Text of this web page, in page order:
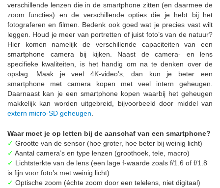
verschillende lenzen die in de smartphone zitten (en daarmee de
zoom functies) en de verschillende opties die je hebt bij het
fotograferen en filmen. Bedenk ook goed wat je precies vast wilt
leggen. Houd je meer van portretten of juist foto’s van de natuur?
Hier komen namelijk de verschillende capaciteiten van een
smartphone camera bij kijken. Naast de camera- en lens
specifieke kwaliteiten, is het handig om na te denken over de
opslag. Maak je veel 4K-video’s, dan kun je beter een
smartphone met camera kopen met veel intern geheugen.
Daarnaast kan je een smartphone kopen waarbij het geheugen
makkelijk kan worden uitgebreid, bijvoorbeeld door middel van
extern micro-SD geheugen
Waar moet je op letten bij de aanschaf van een smartphone?
✓ Grootte van de sensor (hoe groter, hoe beter bij weinig licht)
✓ Aantal camera’s en type lenzen (groothoek, tele, macro)
✓ Lichtsterkte van de lens (een lage f-waarde zoals f/1.6 of f/1.8
is fijn voor foto’s met weinig licht)
✓ Optische zoom (échte zoom door een telelens, niet digitaal)